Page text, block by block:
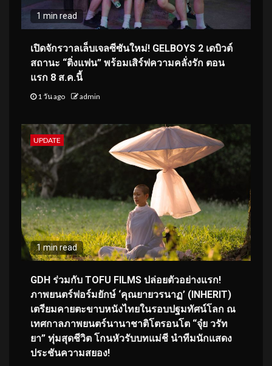
1 min read
เปิดจักรวาลเล็บเจลซีซันใหม่! GELBOYS 2 เดบิวต์
สถานะ “ติ่งแฟน” พร้อมเสิร์ฟความคลั่งรัก ตอน
แรก 8 ส.ค.นี้
1 วัน ago admin
UPDATE
1 min read
GDH ร่วมกับ TOFU FILMS ปล่อยตัวอย่างแรก!
ภาพยนตร์ฟอร์มยักษ์ ‘คุณยายวรนาฏ’ (INHERIT)
เตรียมคายตะขาบหนังไทยในรอบปฐมทัศน์โลก ณ
เทศกาลภาพยนตร์นานาชาติโตรอนโต “จุ๋ย วรัท
ยา” ทุ่มสุดชีวิต โกนหัวรับบทแม่ชี นำทีมนักแสดง
ประชันความสยอง!